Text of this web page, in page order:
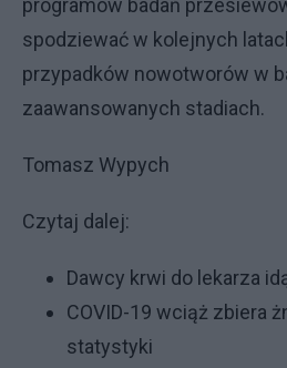
programów badań
spodziewać w kolejnych
przypadków nowotworów w
zaawansowanych stadiach.
Tomasz Wypych
Czytaj dalej:
Dawcy krwi do lekarza
COVID-19 wciąż zbiera
statystyki